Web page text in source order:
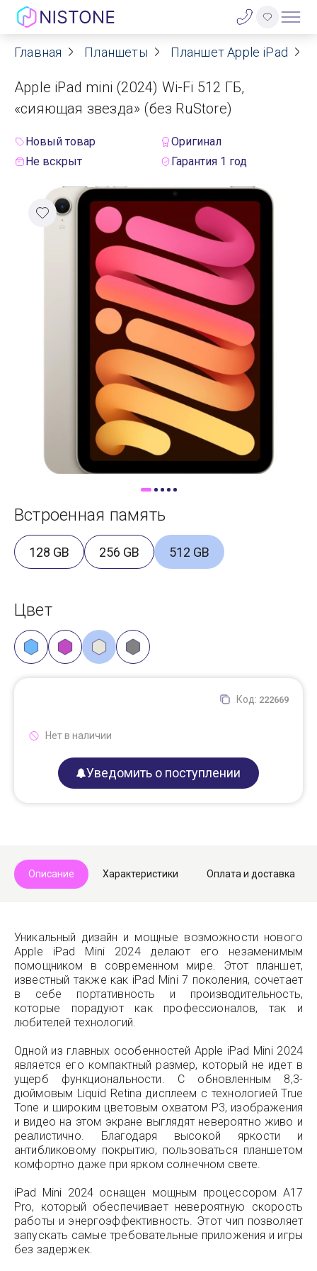
Акции
О нас
Договор оферты
Реквизиты
Контакты
Гарантия
Оплата
Доставка
Самовывоз
Trade-In
Главная Планшеты Планшет Apple iPad
Apple iPad mini (2024) Wi-Fi 512 ГБ,
«сияющая звезда» (без RuStore)
Новый товар
Оригинал
Не вскрыт
Гарантия 1 год
Встроенная память
128 GB 256 GB 512 GB
Цвет
Код: 222669
Нет в наличии
Уведомить о поступлении
Описание Характеристики Оплата и доставка
Уникальный дизайн и мощные возможности нового
Apple iPad Mini 2024 делают его незаменимым
помощником в современном мире. Этот планшет,
известный также как iPad Mini 7 поколения, сочетает
в себе портативность и производительность,
которые порадуют как профессионалов, так и
любителей технологий.
Одной из главных особенностей Apple iPad Mini 2024
является его компактный размер, который не идет в
ущерб функциональности. С обновленным 8,3-
дюймовым Liquid Retina дисплеем с технологией True
Tone и широким цветовым охватом P3, изображения
и видео на этом экране выглядят невероятно живо и
реалистично. Благодаря высокой яркости и
антибликовому покрытию, пользоваться планшетом
комфортно даже при ярком солнечном свете.
iPad Mini 2024 оснащен мощным процессором A17
Pro, который обеспечивает невероятную скорость
работы и энергоэффективность. Этот чип позволяет
запускать самые требовательные приложения и игры
без задержек.